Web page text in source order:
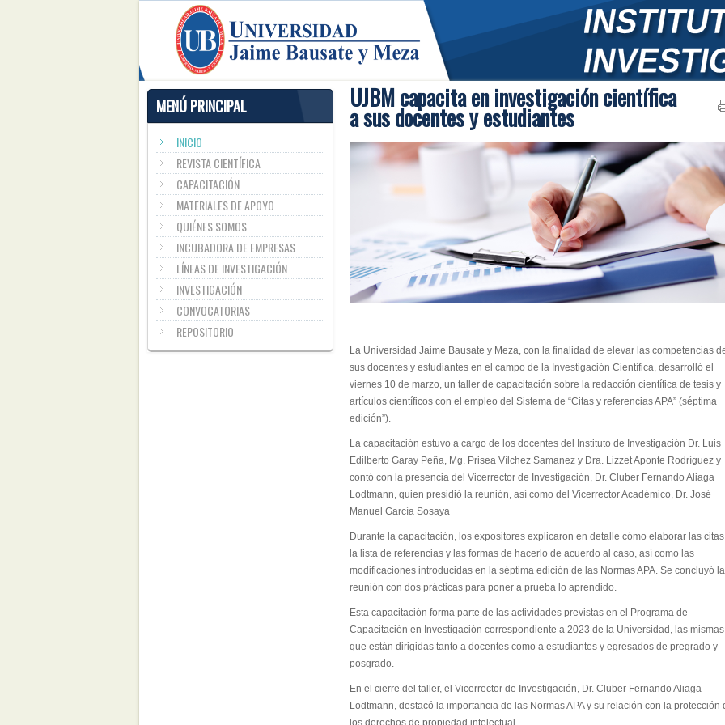
MENÚ PRINCIPAL
INICIO
REVISTA CIENTÍFICA
CAPACITACIÓN
MATERIALES DE APOYO
QUIÉNES SOMOS
INCUBADORA DE EMPRESAS
LÍNEAS DE INVESTIGACIÓN
INVESTIGACIÓN
CONVOCATORIAS
REPOSITORIO
UJBM capacita en investigación científica
a sus docentes y estudiantes
La Universidad Jaime Bausate y Meza, con la finalidad de elevar las competencias
sus docentes y estudiantes en el campo de la Investigación Científica, desarrolló el
viernes 10 de marzo, un taller de capacitación sobre la redacción científica de tesis y
artículos científicos con el empleo del Sistema de “Citas y referencias APA” (séptima
edición”).
La capacitación estuvo a cargo de los docentes del Instituto de Investigación Dr. Luis
Edilberto Garay Peña, Mg. Prisea Vílchez Samanez y Dra. Lizzet Aponte Rodríguez y
contó con la presencia del Vicerrector de Investigación, Dr. Cluber Fernando Aliaga
Lodtmann, quien presidió la reunión, así como del Vicerrector Académico, Dr. José
Manuel García Sosaya
Durante la capacitación, los expositores explicaron en detalle cómo elaborar las
la lista de referencias y las formas de hacerlo de acuerdo al caso, así como las
modificaciones introducidas en la séptima edición de las Normas APA. Se concluyó la
reunión con dos prácticas para poner a prueba lo aprendido.
Esta capacitación forma parte de las actividades previstas en el Programa de
Capacitación en Investigación correspondiente a 2023 de la Universidad, las mismas
que están dirigidas tanto a docentes como a estudiantes y egresados de pregrado y
posgrado.
En el cierre del taller, el Vicerrector de Investigación, Dr. Cluber Fernando Aliaga
Lodtmann, destacó la importancia de las Normas APA y su relación con la protección
los derechos de propiedad intelectual.